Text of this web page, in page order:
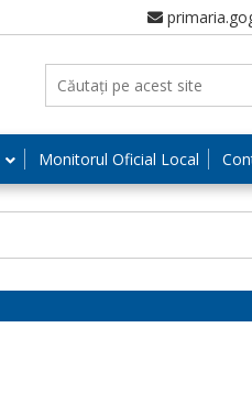
Monitorul Oficial Local